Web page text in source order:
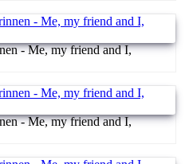
- Me, my friend and I,
- Me, my friend and I,